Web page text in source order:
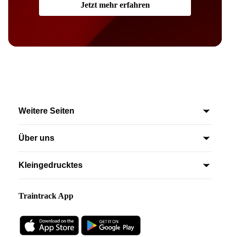
Jetzt mehr erfahren
Weitere Seiten
FAQ
Über uns
Kontakt
Kleingedrucktes
AGB
Datenschutzerklärung
Kauf jetzt widerrufen
Traintrack App